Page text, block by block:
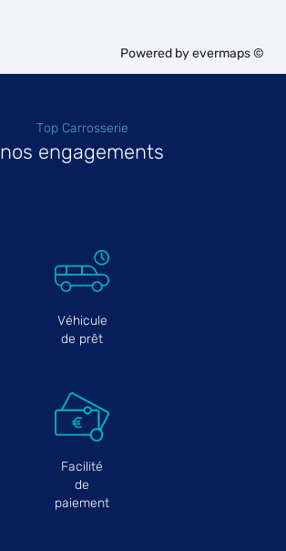
Powered byevermaps ©
Top Carrosserie
nos engagements
Véhicule
de prêt
Facilité
de
paiement